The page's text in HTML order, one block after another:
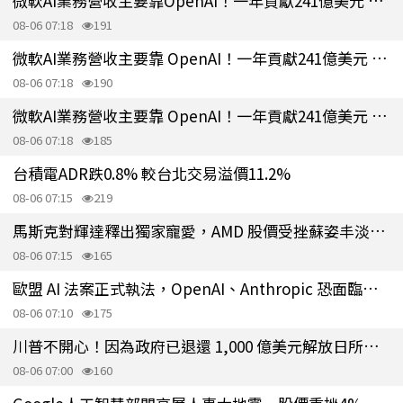
08-06 07:18 191
微軟AI業務營收主要靠 OpenAI！一年貢獻241億美元 占比估約70%
08-06 07:18 190
微軟AI業務營收主要靠 OpenAI！一年貢獻241億美元 占比估約70%
08-06 07:18 185
台積電ADR跌0.8% 較台北交易溢價11.2%
08-06 07:15 219
馬斯克對輝達釋出獨家寵愛，AMD 股價受挫蘇姿丰淡定回應
08-06 07:15 165
歐盟 AI 法案正式執法，OpenAI、Anthropic 恐面臨天價罰款
08-06 07:10 175
川普不開心！因為政府已退還 1,000 億美元解放日所開徵關稅
08-06 07:00 160